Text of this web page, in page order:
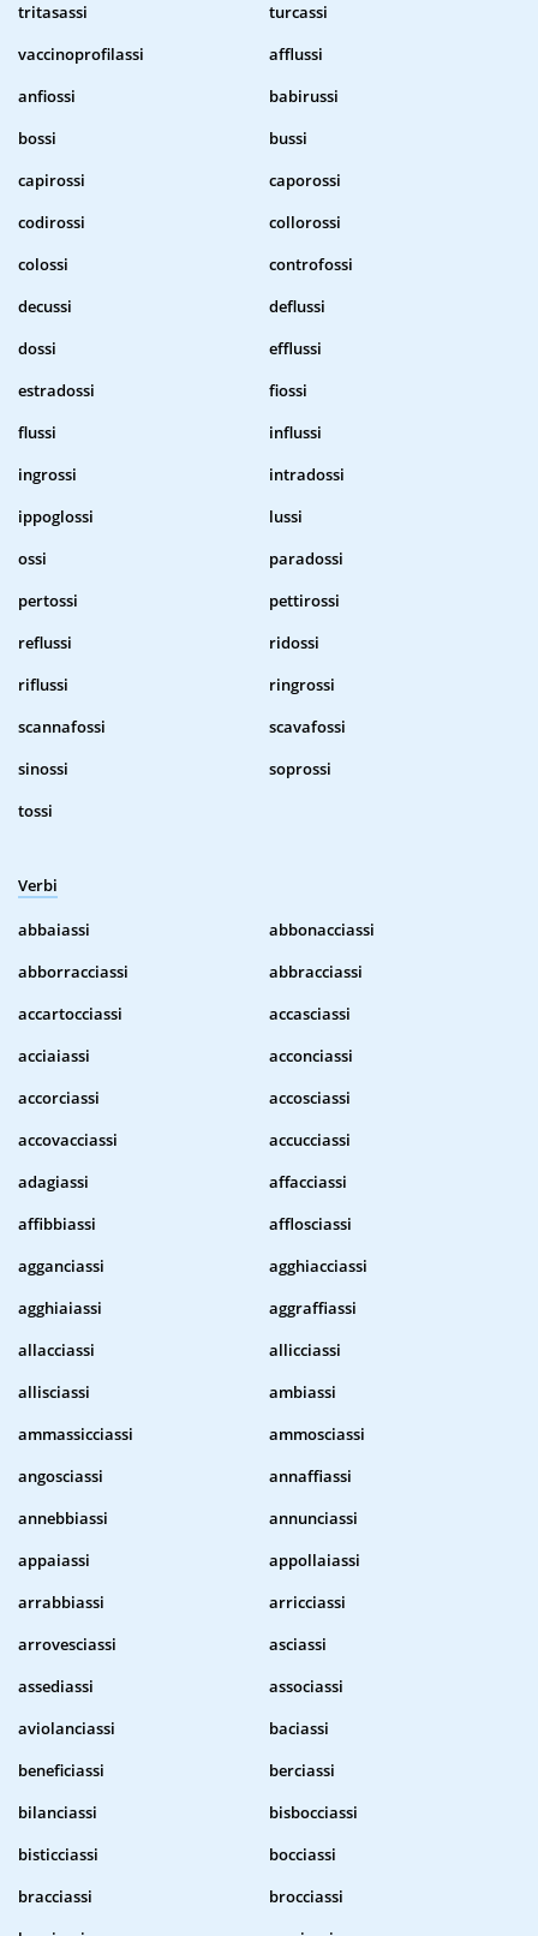
tritasassi
turcassi
vaccinoprofilassi
afflussi
anfiossi
babirussi
bossi
bussi
capirossi
caporossi
codirossi
collorossi
colossi
controfossi
decussi
deflussi
dossi
efflussi
estradossi
fiossi
flussi
influssi
ingrossi
intradossi
ippoglossi
lussi
ossi
paradossi
pertossi
pettirossi
reflussi
ridossi
riflussi
ringrossi
scannafossi
scavafossi
sinossi
soprossi
tossi
Verbi
abbaiassi
abbonacciassi
abborracciassi
abbracciassi
accartocciassi
accasciassi
acciaiassi
acconciassi
accorciassi
accosciassi
accovacciassi
accucciassi
adagiassi
affacciassi
affibbiassi
afflosciassi
agganciassi
agghiacciassi
agghiaiassi
aggraffiassi
allacciassi
allicciassi
allisciassi
ambiassi
ammassicciassi
ammosciassi
angosciassi
annaffiassi
annebbiassi
annunciassi
appaiassi
appollaiassi
arrabbiassi
arricciassi
arrovesciassi
asciassi
assediassi
associassi
aviolanciassi
baciassi
beneficiassi
berciassi
bilanciassi
bisbocciassi
bisticciassi
bocciassi
bracciassi
brocciassi